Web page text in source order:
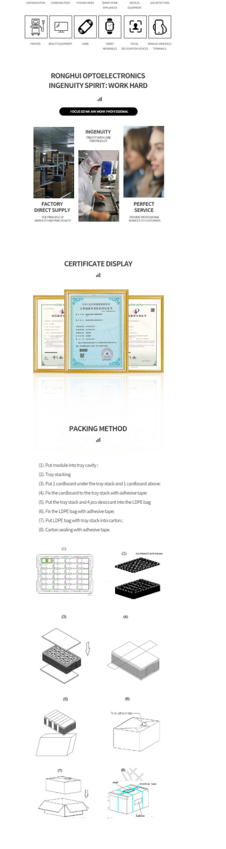
Display LCD quadrato
Display LCD circolare
esposizione di Epaper dell'E-inchiostro
TFT LCD con touchscreen capacitivo
TFT LCD touchscreen resistivo
Display PMoled
Display LCD TF TFT
Display LCD TFT RF
Monitor LCD industriale
Piccolo display Tft